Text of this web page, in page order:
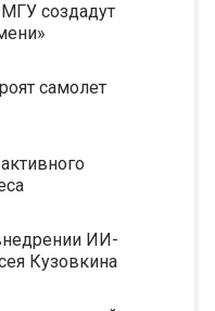
создадут
самолет
ИИ-
Кузовкина